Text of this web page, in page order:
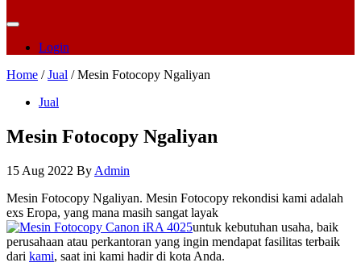
Login
Home /Jual / Mesin Fotocopy Ngaliyan
Jual
Mesin Fotocopy Ngaliyan
15 Aug 2022 By Admin
Mesin Fotocopy Ngaliyan. Mesin Fotocopy rekondisi kami adalah
exs Eropa, yang mana masih sangat layak
untuk kebutuhan usaha, baik
perusahaan atau perkantoran yang ingin mendapat fasilitas terbaik
dari kami, saat ini kami hadir di kota Anda.